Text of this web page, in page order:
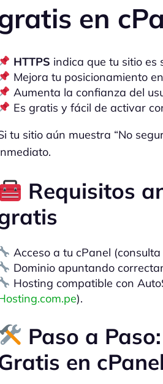
en
HTTPS indica que tu sitio es
Mejora tu posicionamiento
Aumenta la confianza del
Es gratis y fácil de activar
tu sitio aún muestra “No
Requisitos
Acceso a tu cPanel
Dominio apuntando
Hosting compatible con
).
Paso a
en cPanel